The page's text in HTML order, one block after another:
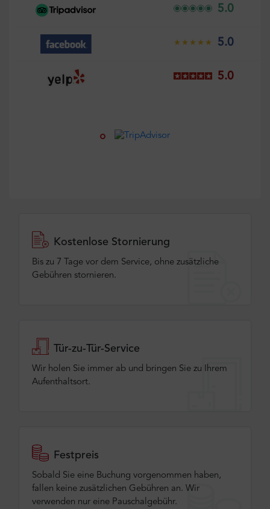
5.0
5.0
5.0
Kostenlose Stornierung
Bis zu 7 Tage vor dem Service, ohne zusätzliche
Gebühren stornieren.
Tür-zu-Tür-Service
Wir holen Sie immer ab und bringen Sie zu Ihrem
Aufenthaltsort.
Festpreis
Sobald Sie eine Buchung vorgenommen haben,
fallen keine zusätzlichen Gebühren an. Wir
verwenden nur eine Pauschalgebühr.